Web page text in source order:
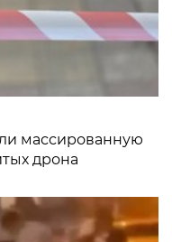
массированную
дрона